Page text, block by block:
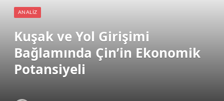
ANALIZ
Kuşak ve Yol Girişimi
Bağlamında Çin’in Ekonomik
Potansiyeli